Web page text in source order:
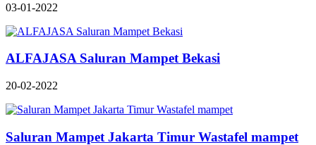
03-01-2022
ALFAJASA Saluran Mampet Bekasi
20-02-2022
Saluran Mampet Jakarta Timur Wastafel mampet